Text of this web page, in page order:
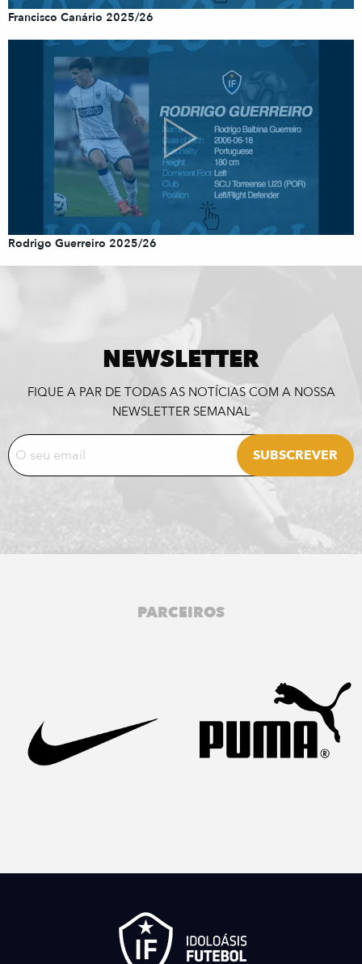
Francisco Canário 2025/26
Rodrigo Guerreiro 2025/26
NEWSLETTER
FIQUE A PAR DE TODAS AS NOTÍCIAS COM A NOSSA
NEWSLETTER SEMANAL
PARCEIROS